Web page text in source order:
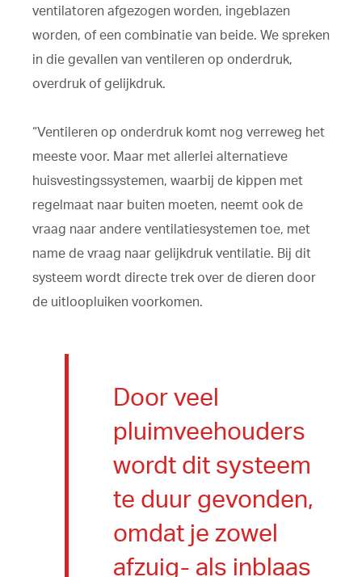
ventilatoren afgezogen worden, ingeblazen
worden, of een combinatie van beide. We spreken
in die gevallen van ventileren op onderdruk,
overdruk of gelijkdruk.
“Ventileren op onderdruk komt nog verreweg het
meeste voor. Maar met allerlei alternatieve
huisvestingssystemen, waarbij de kippen met
regelmaat naar buiten moeten, neemt ook de
vraag naar andere ventilatiesystemen toe, met
name de vraag naar gelijkdruk ventilatie. Bij dit
systeem wordt directe trek over de dieren door
de uitloopluiken voorkomen.
Door veel
pluimveehouders
wordt dit systeem
te duur gevonden,
omdat je zowel
afzuig- als inblaas